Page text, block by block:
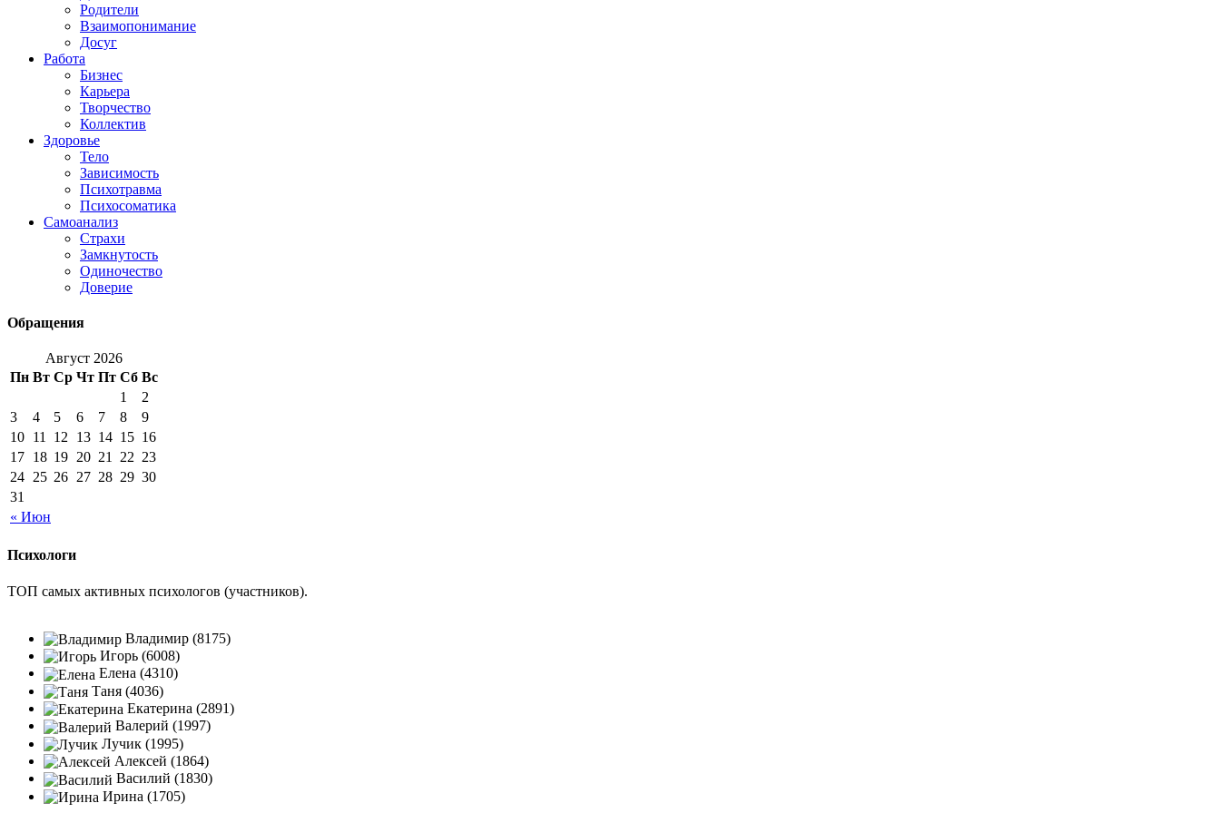
Родители
Взаимопонимание
Досуг
Работа
Бизнес
Карьера
Творчество
Коллектив
Здоровье
Тело
Зависимость
Психотравма
Психосоматика
Самоанализ
Страхи
Замкнутость
Одиночество
Доверие
Обращения
Август 2026
Пн Вт Ср Чт Пт Сб Вс
« Июн
1
2
3
4 5 6 7 8
9
10 11 12 13 14 15 16
17 18 19 20 21 22 23
24 25 26 27 28 29 30
31
Психологи
ТОП самых активных психологов (участников).
Владимир (8175)
Игорь (6008)
Елена (4310)
Таня (4036)
Екатерина (2891)
Валерий (1997)
Лучик (1995)
Алексей (1864)
Василий (1830)
Ирина (1705)